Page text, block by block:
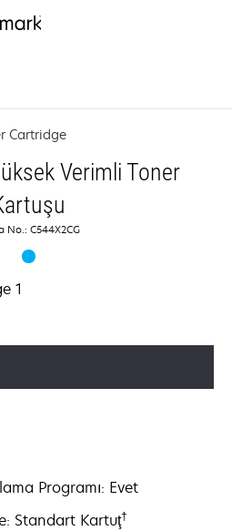
Cartridge
Verimli Toner
No.: C544X2CG
Programı: Evet
Standart Kartuţ†